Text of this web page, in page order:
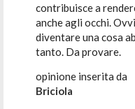
contribuisce a
anche agli occhi.
diventare una cosa
tanto. Da provare.
opinione inserita da
Briciola